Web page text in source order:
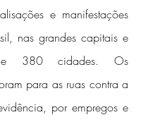
e manifestações
nas grandes capitais e
380 cidades. Os
para as ruas contra a
por empregos e